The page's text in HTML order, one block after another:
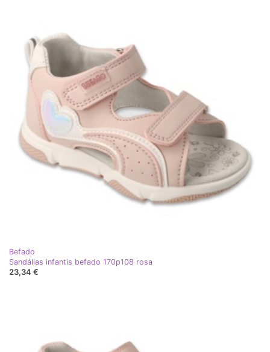
Befado
Sandálias infantis befado 170p108 rosa
23,34 €